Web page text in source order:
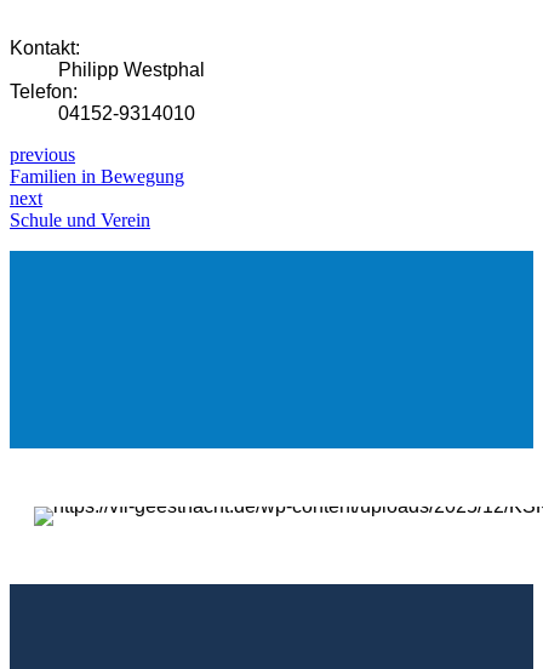
Kontakt:
Philipp Westphal
Telefon:
04152-9314010
previous
Familien in Bewegung
next
Schule und Verein